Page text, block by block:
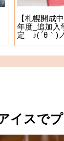
【札幌開成
年度_追加入
定 ♪( ´θ｀)ノ
イスで